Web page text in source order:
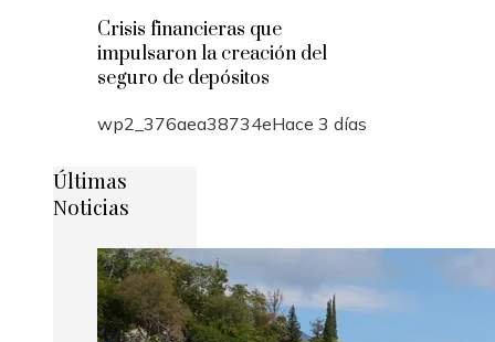
Crisis financieras que
impulsaron la creación del
seguro de depósitos
wp2_376aea38734eHace 3 días
Últimas
Noticias